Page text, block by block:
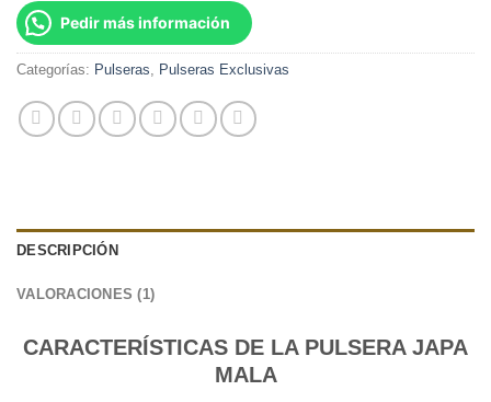
Pedir más información
Categorías: Pulseras Pulseras Exclusivas
DESCRIPCIÓN
VALORACIONES (1)
CARACTERÍSTICAS DE LA PULSERA JAPA
MALA